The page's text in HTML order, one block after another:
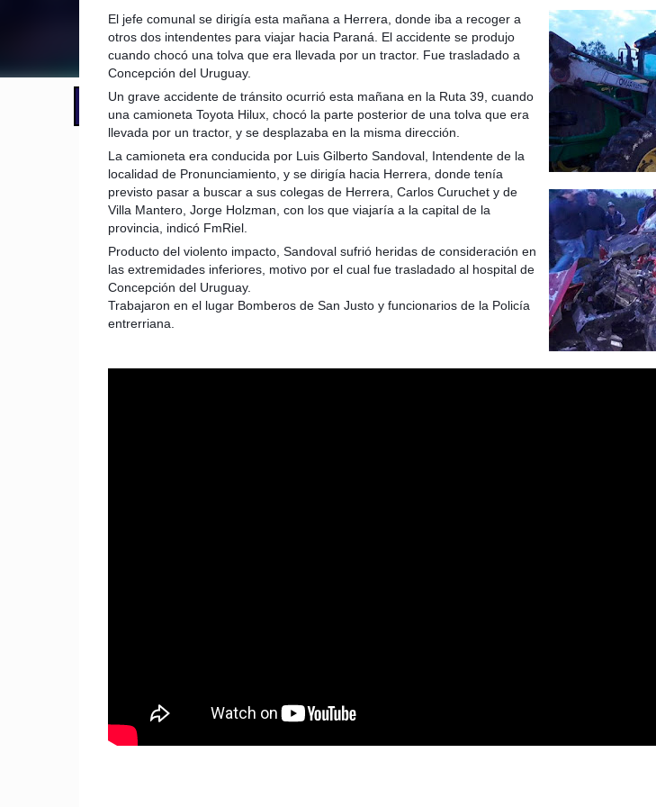
📢 LO ÚLTIMO El Gobierno postergó la reunión paritaria con estatales
El jefe comunal se dirigía esta mañana a Herrera, donde iba a recoger a
otros dos intendentes para viajar hacia Paraná. El accidente se produjo
cuando chocó una tolva que era llevada por un tractor. Fue trasladado a
Concepción del Uruguay.
Un grave accidente de tránsito ocurrió esta mañana en la Ruta 39, cuando
una camioneta Toyota Hilux, chocó la parte posterior de una tolva que era
llevada por un tractor, y se desplazaba en la misma dirección.
La camioneta era conducida por Luis Gilberto Sandoval, Intendente de la
localidad de Pronunciamiento, y se dirigía hacia Herrera, donde tenía
previsto pasar a buscar a sus colegas de Herrera, Carlos Curuchet y de
Villa Mantero, Jorge Holzman, con los que viajaría a la capital de la
provincia, indicó FmRiel.
Producto del violento impacto, Sandoval sufrió heridas de consideración en
las extremidades inferiores, motivo por el cual fue trasladado al hospital de
Concepción del Uruguay.
Trabajaron en el lugar Bomberos de San Justo y funcionarios de la Policía
entrerriana.